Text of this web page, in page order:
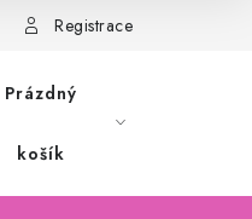
ochrany osobních údajů
Registrace
Prázdný
košík